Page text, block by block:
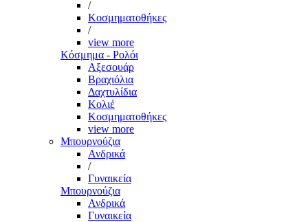
/
Κοσμηματοθήκες
/
view more
Κόσμημα - Ρολόι
Αξεσουάρ
Βραχιόλια
Δαχτυλίδια
Κολιέ
Κοσμηματοθήκες
view more
Μπουρνούζια
Ανδρικά
/
Γυναικεία
Μπουρνούζια
Ανδρικά
Γυναικεία